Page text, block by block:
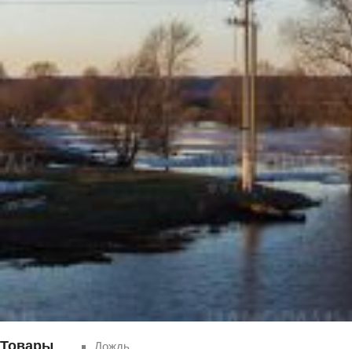
Чебоксар и окрестностей по временам года
Погода
Туман
Снег
Облачность
Дождь
Товары